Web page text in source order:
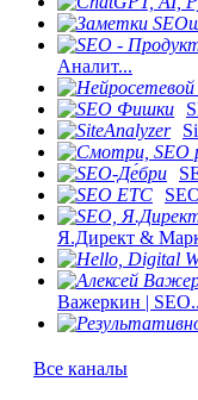
Аналит...
Я.Директ &
Важеркин |
Все каналы